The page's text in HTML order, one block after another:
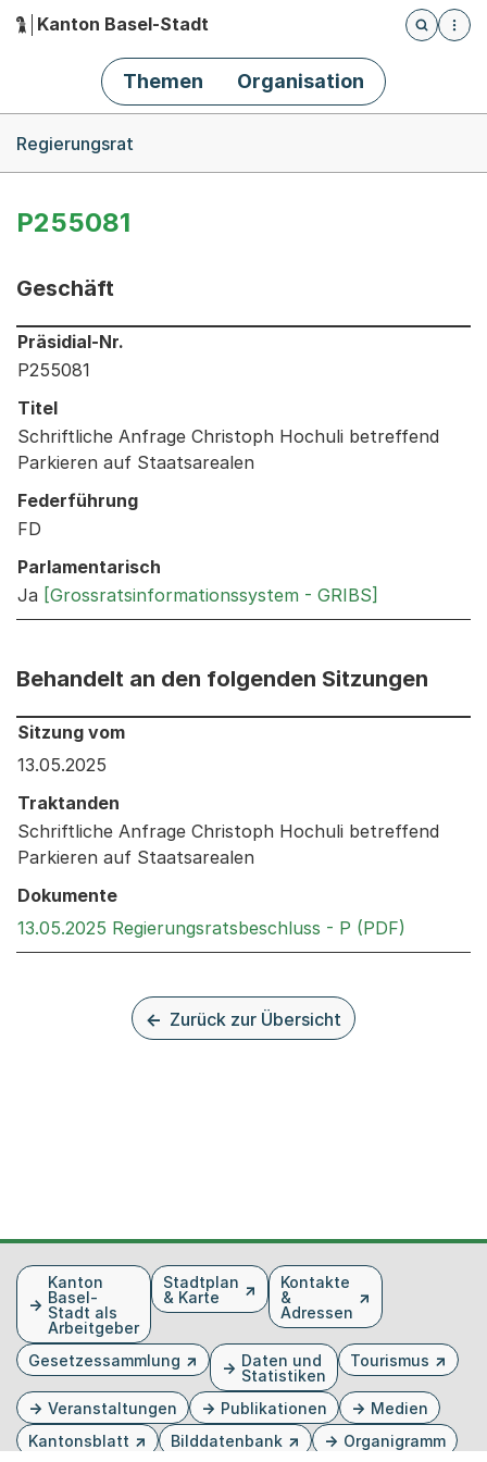
Hauptnavigation
Kanton Basel-Stadt
Öffnet
Themen Organisation
Regierungsrat
P255081
Geschäft
Informationen zum Ausgewählten Geschäft
Präsidial-Nr.
P255081
Titel
Schriftliche Anfrage Christoph Hochuli betreffend
Parkieren auf Staatsarealen
Federführung
FD
Parlamentarisch
Ja [Grossratsinformationssystem - GRIBS]
Behandelt an den folgenden Sitzungen
Behandelt an den folgenden Sitzungen: Informationen
Sitzung vom
13.05.2025
Traktanden
Schriftliche Anfrage Christoph Hochuli betreffend
Parkieren auf Staatsarealen
Dokumente
13.05.2025 Regierungsratsbeschluss - P (PDF)
Zurück zur Übersicht
FusszeileKanton
Basel-
Stadt als
Arbeitgeber
Stadtplan
& Karte
Kontakte
&
Adressen
Gesetzessammlung
Daten und
Statistiken
Tourismus
Veranstaltungen Publikationen
Medien
Kantonsblatt
Bilddatenbank Organigramm